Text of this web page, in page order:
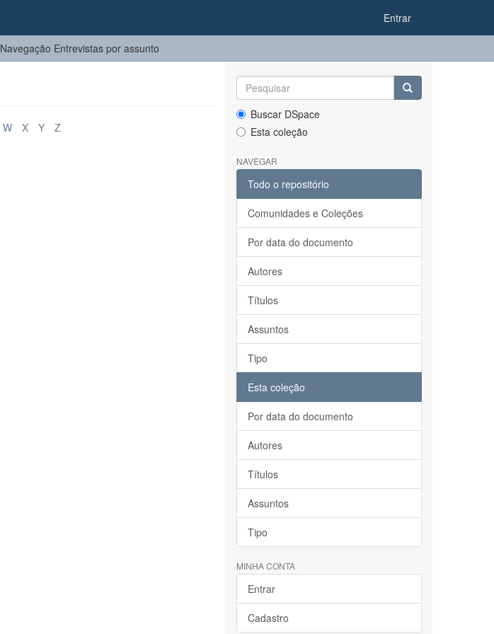
Entrar
Navegação Entrevistas por assunto
W X Y Z
Buscar DSpace
Esta coleção
NAVEGAR
Todo o repositório
Comunidades e Coleções
Por data do documento
Autores
Títulos
Assuntos
Tipo
Esta coleção
Por data do documento
Autores
Títulos
Assuntos
Tipo
MINHA CONTA
Entrar
Cadastro